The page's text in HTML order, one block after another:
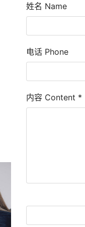
姓名 Name
电话 Phone
内容 Content *